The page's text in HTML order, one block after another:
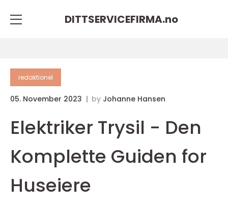
DITTSERVICEFIRMA.no
redaktionel
05. November 2023 by Johanne Hansen
Elektriker Trysil - Den
Komplette Guiden for
Huseiere